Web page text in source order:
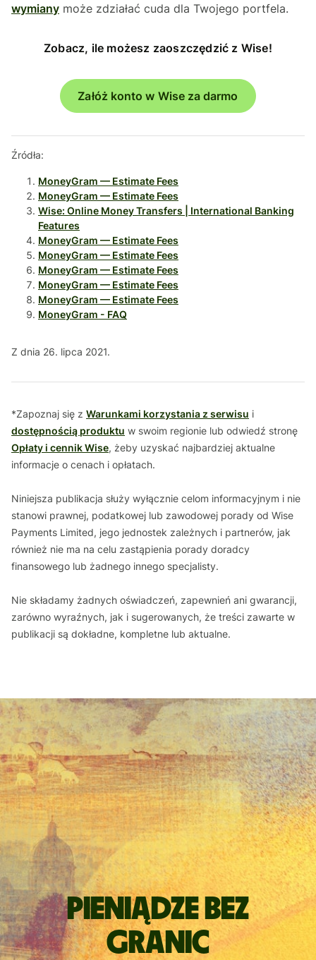
wymiany może zdziałać cuda dla Twojego portfela.
Zobacz, ile możesz zaoszczędzić z Wise!
Załóż konto w Wise za darmo
Źródła:
MoneyGram — Estimate Fees
MoneyGram — Estimate Fees
Wise: Online Money Transfers | International Banking
Features
MoneyGram — Estimate Fees
MoneyGram — Estimate Fees
MoneyGram — Estimate Fees
MoneyGram — Estimate Fees
MoneyGram — Estimate Fees
MoneyGram - FAQ
Z dnia 26. lipca 2021.
*Zapoznaj się z Warunkami korzystania z serwisu i
dostępnością produktu w swoim regionie lub odwiedź stronę
Opłaty i cennik Wise, żeby uzyskać najbardziej aktualne
informacje o cenach i opłatach.
Niniejsza publikacja służy wyłącznie celom informacyjnym i nie
stanowi prawnej, podatkowej lub zawodowej porady od Wise
Payments Limited, jego jednostek zależnych i partnerów, jak
również nie ma na celu zastąpienia porady doradcy
finansowego lub żadnego innego specjalisty.
Nie składamy żadnych oświadczeń, zapewnień ani gwarancji,
zarówno wyraźnych, jak i sugerowanych, że treści zawarte w
publikacji są dokładne, kompletne lub aktualne.
Pieniądze bez
granic